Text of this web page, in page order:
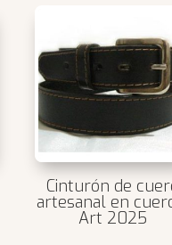
Cinturón de
artesanal en
Art 2025